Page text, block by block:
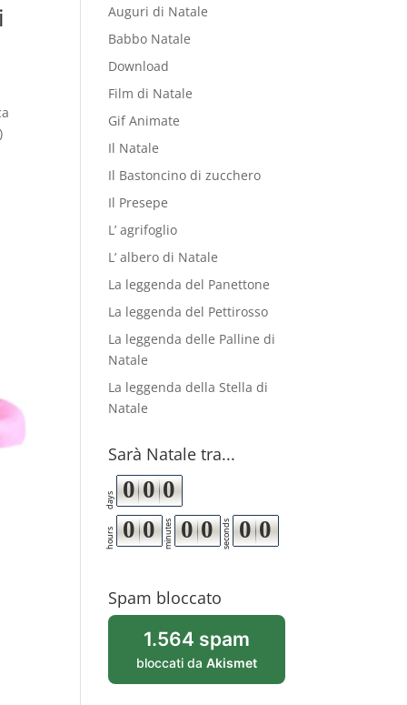
Auguri di Natale
Babbo Natale
Download
Film di Natale
Gif Animate
Il Natale
Il Bastoncino di zucchero
Il Presepe
L’ agrifoglio
L’ albero di Natale
La leggenda del Panettone
La leggenda del Pettirosso
La leggenda delle Palline di
Natale
La leggenda della Stella di
Natale
Sarà Natale tra...
days 0 0 0
hours 0 0 minutes 0 0 seconds 0 0
Spam bloccato
1.564 spam
bloccati da Akismet